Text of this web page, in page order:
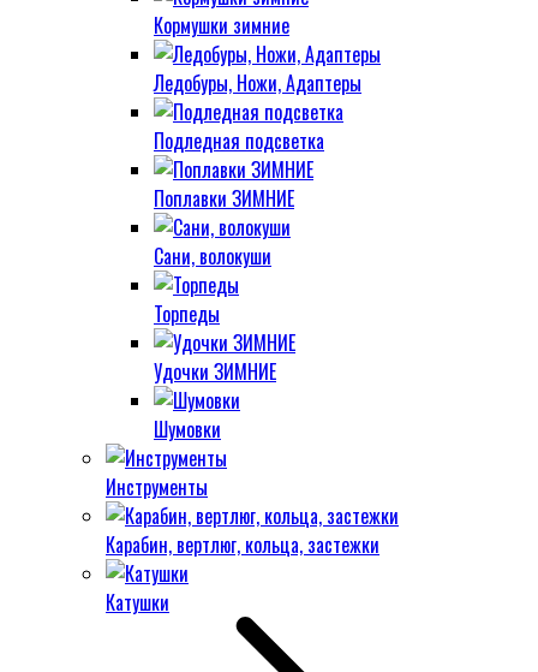
Кормушки зимние
Ледобуры, Ножи, Адаптеры
Подледная подсветка
Поплавки ЗИМНИЕ
Сани, волокуши
Торпеды
Удочки ЗИМНИЕ
Шумовки
Инструменты
Карабин, вертлюг, кольца, застежки
Катушки